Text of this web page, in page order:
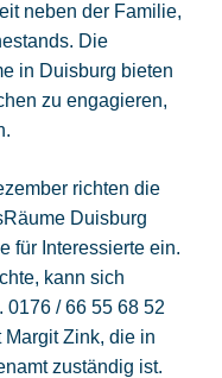
neben der Familie,
Die
in Duisburg bieten
zu engagieren,
richten die
Duisburg
für Interessierte ein.
kann sich
0176 / 66 55 68 52
Zink, die in
zuständig ist.